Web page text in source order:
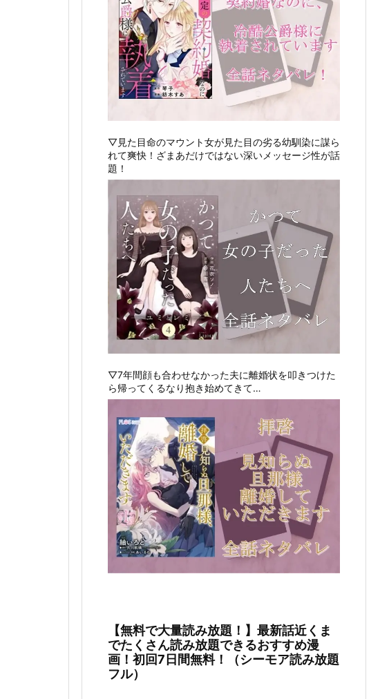
▽見た目命のマウント女が見た目の劣る幼馴染に謀ら
れて爽快！ざまあだけではない深いメッセージ性が話
題！
▽7年間顔も合わせなかった夫に離婚状を叩きつけた
ら帰ってくるなり抱き始めてきて…
【無料で大量読み放題！】最新話近くま
でたくさん読み放題できるおすすめ漫
画！初回7日間無料！（シーモア読み放題
フル）